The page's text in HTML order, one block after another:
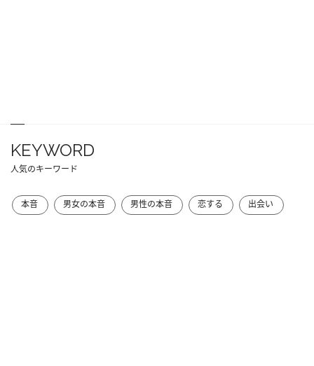
KEYWORD
人気のキーワード
本音 男女の本音 男性の本音 恋する 出会い